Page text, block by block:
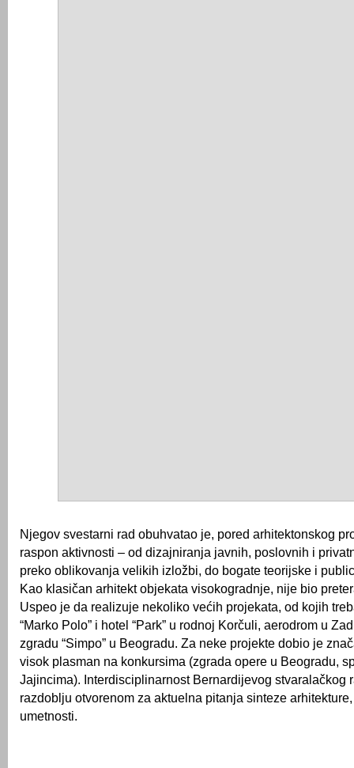
Njegov svestarni rad obuhvatao je, pored arhitektonskog
raspon aktivnosti – od dizajniranja javnih, poslovnih i
preko oblikovanja velikih izložbi, do bogate teorijske i
Kao klasičan arhitekt objekata visokogradnje, nije bio
Uspeo je da realizuje nekoliko većih projekata, od kojih
“Marko Polo” i hotel “Park” u rodnoj Korčuli, aerodrom u
zgradu “Simpo” u Beogradu. Za neke projekte dobio je
visok plasman na konkursima (zgrada opere u Beogradu,
Jajincima). Interdisciplinarnost Bernardijevog stvaralačkog
razdoblju otvorenom za aktuelna pitanja sinteze
umetnosti.